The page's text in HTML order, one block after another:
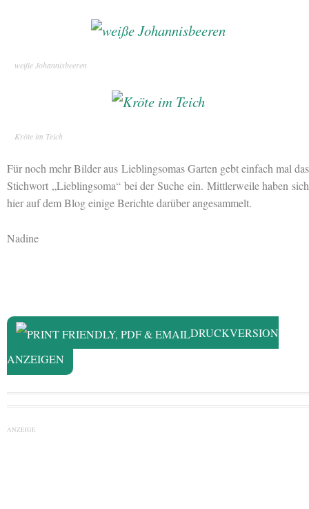
weiße Johannisbeeren
Kröte im Teich
Für noch mehr Bilder aus Lieblingsomas Garten gebt einfach mal das
Stichwort „Lieblingsoma“ bei der Suche ein. Mittlerweile haben sich
hier auf dem Blog einige Berichte darüber angesammelt.
Nadine
DRUCKVERSION
ANZEIGEN
ANZEIGE